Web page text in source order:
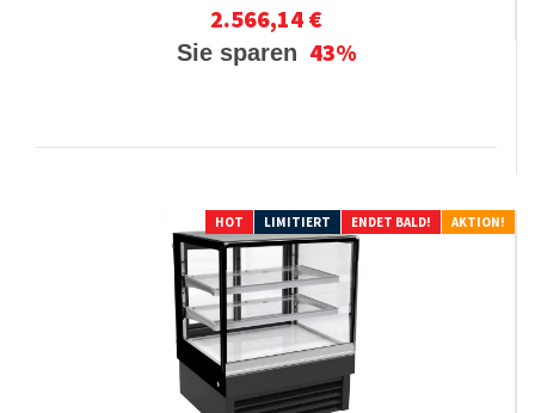
2.566,14 €
Sie sparen 43%
HOT LIMITIERT ENDET BALD! AKTION!